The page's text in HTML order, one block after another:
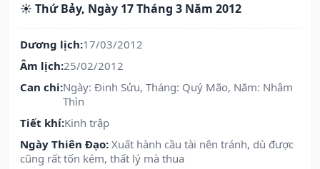
☀️ Thứ Bảy, Ngày 17 Tháng 3 Năm 2012
Dương lịch:17/03/2012
Âm lịch:25/02/2012
Can chi:Ngày: Đinh Sửu, Tháng: Quý Mão, Năm: Nhâm
Thìn
Tiết khí:Kinh trập
Ngày Thiên Đạo: Xuất hành cầu tài nên tránh, dù được
cũng rất tốn kém, thất lý mà thua